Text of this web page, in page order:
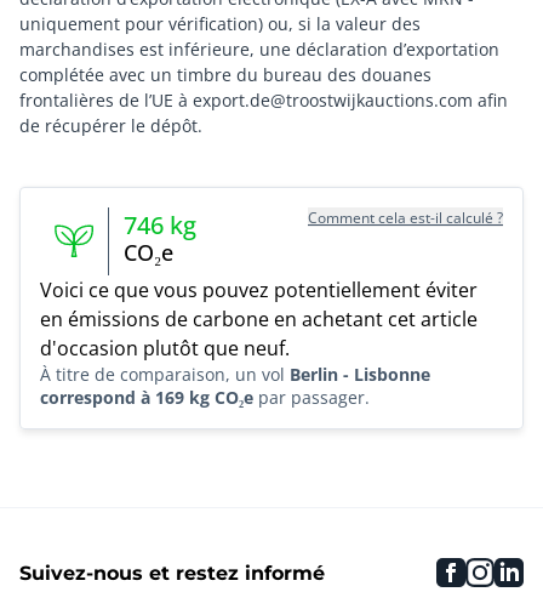
uniquement pour vérification) ou, si la valeur des
marchandises est inférieure, une déclaration d’exportation
complétée avec un timbre du bureau des douanes
frontalières de l’UE à export.de@troostwijkauctions.com afin
746 kg
CO₂e
Comment cela est-il calculé ?
Voici ce que vous pouvez potentiellement éviter
en émissions de carbone en achetant cet article
d'occasion plutôt que neuf.
À titre de comparaison, un vol Berlin - Lisbonne
correspond à 169 kg CO₂e par passager.
Suivez-nous et restez informé